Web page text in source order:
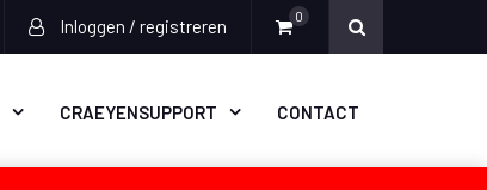
Inloggen / registreren 0
CRAEYENSUPPORT CONTACT